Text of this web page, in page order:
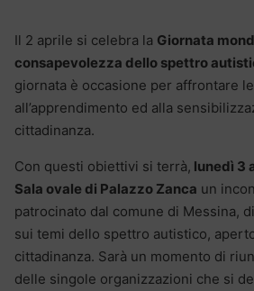
Il 2 aprile si celebra la Giornata
consapevolezza dello spettro
giornata è occasione per affrontare
all’apprendimento ed alla
cittadinanza.
Con questi obiettivi si terrà, lunedì 3
Sala ovale di Palazzo Zanca un
patrocinato dal comune di Messina,
sui temi dello spettro autistico,
cittadinanza. Sarà un momento di
delle singole organizzazioni che si